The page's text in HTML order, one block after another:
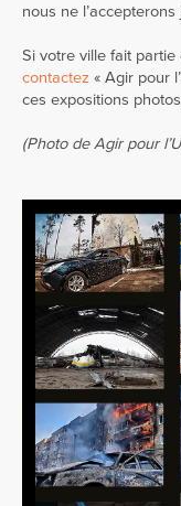
nous ne l’accepterons
Si votre ville fait partie
contactez « Agir pour
ces expositions
(Photo de Agir pour